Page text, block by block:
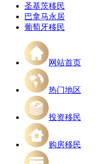
圣基茨移民
巴拿马永居
葡萄牙移民
网站首页
热门地区
投资移民
购房移民